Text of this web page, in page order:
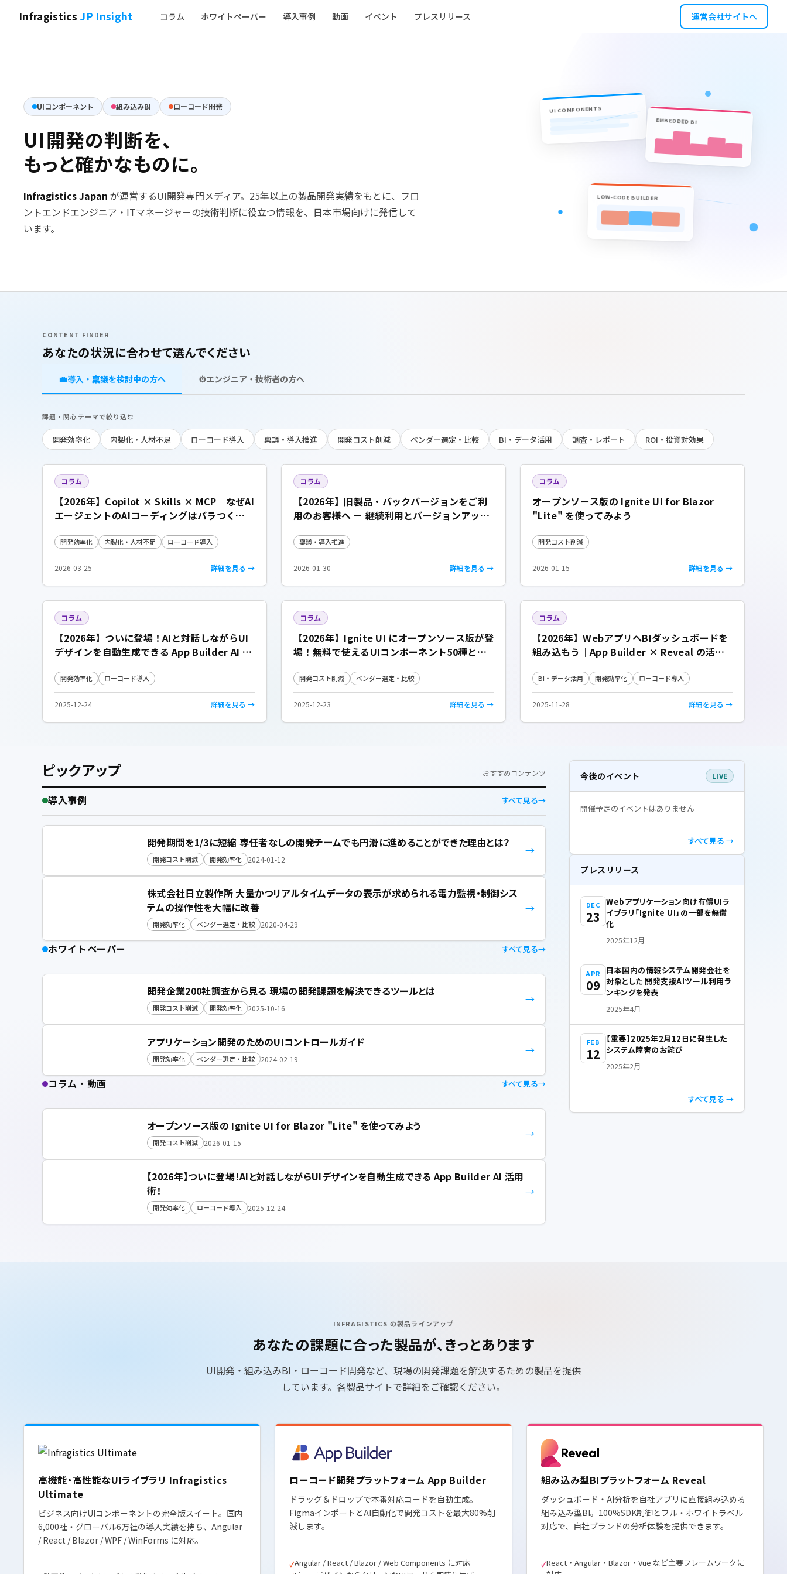
Infragistics JP Insight コラム ホワイトペーパー 導入事例 動画 イベント プレスリリース 運営会社サイトへ
UIコンポーネント 組み込みBI ローコード開発
UI開発の判断を、
もっと確かなものに。
Infragistics Japan が運営するUI開発専門メディア。25年以上の製品開発実績をもとに、フロ
ントエンドエンジニア・ITマネージャーの技術判断に役立つ情報を、日本市場向けに発信して
います。
UI COMPONENTS
EMBEDDED BI
LOW-CODE BUILDER
CONTENT FINDER
あなたの状況に合わせて選んでください
💼導入・稟議を検討中の方へ ⚙️エンジニア・技術者の方へ
課題・関心テーマで絞り込む
開発効率化 内製化・人材不足 ローコード導入 稟議・導入推進 開発コスト削減 ベンダー選定・比較 BI・データ活用 調査・レポート ROI・投資対効果
コラム
【2026年】Copilot × Skills × MCP｜なぜAI
エージェントのAIコーディングはバラつくの
開発効率化 内製化・人材不足 ローコード導入
2026-03-25 詳細を見る →
コラム
【2026年】旧製品・バックバージョンをご利
用のお客様へ － 継続利用とバージョンアップ
稟議・導入推進
2026-01-30 詳細を見る →
コラム
オープンソース版の Ignite UI for Blazor
"Lite" を使ってみよう
開発コスト削減
2026-01-15 詳細を見る →
コラム
【2026年】ついに登場！AIと対話しながらUI
デザインを自動生成できる App Builder AI 活
開発効率化 ローコード導入
2025-12-24 詳細を見る →
コラム
【2026年】Ignite UI にオープンソース版が登
場！無料で使えるUIコンポーネント50種と有
開発コスト削減 ベンダー選定・比較
2025-12-23 詳細を見る →
コラム
【2026年】WebアプリへBIダッシュボードを
組み込もう｜App Builder × Reveal の活用
BI・データ活用 開発効率化 ローコード導入
2025-11-28 詳細を見る →
ピックアップ おすすめコンテンツ
導入事例 すべて見る
開発期間を1/3に短縮 専任者なしの開発チームでも円滑に進めることができた理由とは？
開発コスト削減 開発効率化 2024-01-12
→
株式会社日立製作所 大量かつリアルタイムデータの表示が求められる電力監視・制御シス
テムの操作性を大幅に改善
開発効率化 ベンダー選定・比較 2020-04-29
→
ホワイトペーパー すべて見る
開発企業200社調査から見る 現場の開発課題を解決できるツールとは
開発コスト削減 開発効率化 2025-10-16
→
アプリケーション開発のためのUIコントロールガイド
開発効率化 ベンダー選定・比較 2024-02-19
→
コラム・動画 すべて見る
オープンソース版の Ignite UI for Blazor "Lite" を使ってみよう
開発コスト削減 2026-01-15
→
【2026年】ついに登場！AIと対話しながらUIデザインを自動生成できる App Builder AI 活用
術！
開発効率化 ローコード導入 2025-12-24
→
今後のイベント LIVE
開催予定のイベントはありません
すべて見る →
プレスリリース
DEC
23
Webアプリケーション向け有償UIラ
イブラリ「Ignite UI」の一部を無償
化
2025年12月
APR
09
日本国内の情報システム開発会社を
対象とした 開発支援AIツール利用ラ
ンキングを発表
2025年4月
FEB
12
【重要】2025年2月12日に発生した
システム障害のお詫び
2025年2月
すべて見る →
INFRAGISTICS の製品ラインアップ
あなたの課題に合った製品が、きっとあります
UI開発・組み込みBI・ローコード開発など、現場の開発課題を解決するための製品を提供
しています。各製品サイトで詳細をご確認ください。
高機能・高性能なUIライブラリ Infragistics
Ultimate
ビジネス向けUIコンポーネントの完全版スイート。国内
6,000社・グローバル6万社の導入実績を持ち、Angular
/ React / Blazor / WPF / WinForms に対応。
ローコード開発プラットフォーム App Builder
ドラッグ＆ドロップで本番対応コードを自動生成。
FigmaインポートとAI自動化で開発コストを最大80%削
減します。
Angular / React / Blazor / Web Components に対応
組み込み型BIプラットフォーム Reveal
ダッシュボード・AI分析を自社アプリに直接組み込める
組み込み型BI。100%SDK制御とフル・ホワイトラベル
対応で、自社ブランドの分析体験を提供できます。
React・Angular・Blazor・Vue など主要フレームワークに